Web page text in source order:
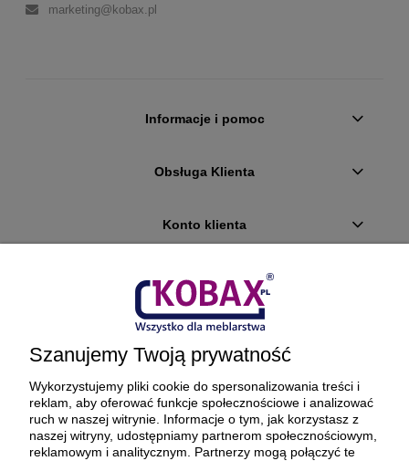
marketing@kobax.pl
Informacje i pomoc
Obsługa Klienta
Konto klienta
Płatności i dostawa
Ciekawostki
O firmie
BEZPIECZNE PŁATNOŚCI ORAZ DOSTAWA
Szanujemy Twoją prywatność
Wykorzystujemy pliki cookie do spersonalizowania treści i
reklam, aby oferować funkcje społecznościowe i analizować
ruch w naszej witrynie. Informacje o tym, jak korzystasz z
naszej witryny, udostępniamy partnerom społecznościowym,
reklamowym i analitycznym. Partnerzy mogą połączyć te